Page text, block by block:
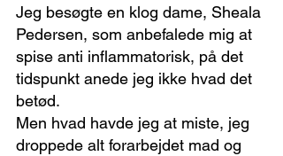
Jeg besøgte en klog dame, Sheala
Pedersen, som anbefalede mig at
spise anti inflammatorisk, på det
tidspunkt anede jeg ikke hvad det
betød.
Men hvad havde jeg at miste, jeg
droppede alt forarbejdet mad og